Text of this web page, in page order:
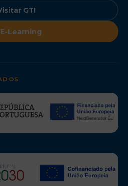
GTI
E-Learning